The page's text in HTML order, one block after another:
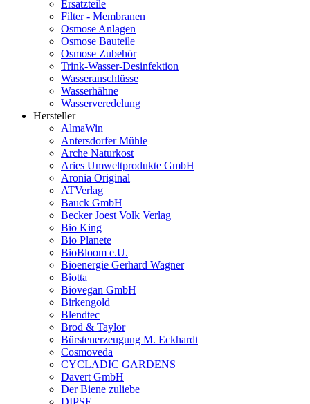
Ersatzteile
Filter - Membranen
Osmose Anlagen
Osmose Bauteile
Osmose Zubehör
Trink-Wasser-Desinfektion
Wasseranschlüsse
Wasserhähne
Wasserveredelung
Hersteller
AlmaWin
Antersdorfer Mühle
Arche Naturkost
Aries Umweltprodukte GmbH
Aronia Original
ATVerlag
Bauck GmbH
Becker Joest Volk Verlag
Bio King
Bio Planete
BioBloom e.U.
Bioenergie Gerhard Wagner
Biotta
Biovegan GmbH
Birkengold
Blendtec
Brod & Taylor
Bürstenerzeugung M. Eckhardt
Cosmoveda
CYCLADIC GARDENS
Davert GmbH
Der Biene zuliebe
DIPSE